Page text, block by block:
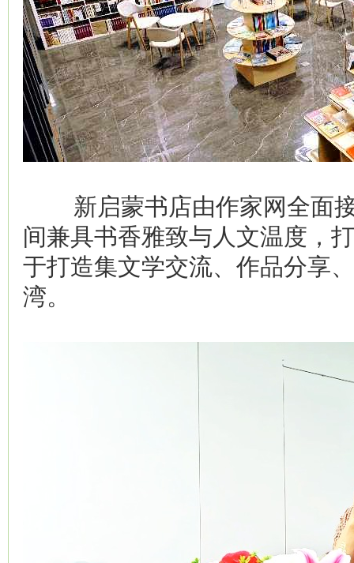
新启蒙书店由作家网全面接
间兼具书香雅致与人文温度，
于打造集文学交流、作品分享
湾。